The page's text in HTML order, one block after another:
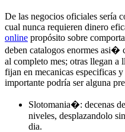
De las negocios oficiales serí­a
cual nunca requieren dinero
online propósito sobre
deben catalogos enormes asi�
al completo mes; otras llegan a
fijan en mecanicas especificas
importante podrí­a ser alguna
Slotomania�: decenas
niveles, desplazandolo
dia.